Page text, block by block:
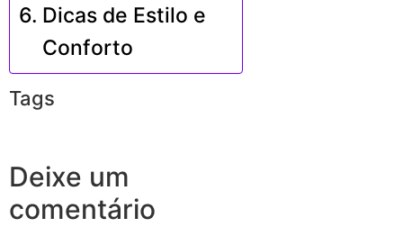
Dicas de Estilo e
Conforto
Tags
Deixe um
comentário